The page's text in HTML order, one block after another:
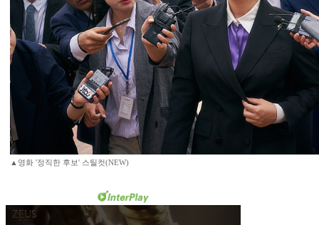
▲영화 '정직한 후보' 스틸컷(NEW)